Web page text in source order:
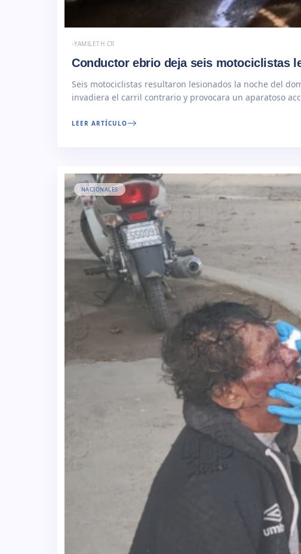
YAMILETH CR
Conductor ebrio deja seis motociclistas
Seis motociclistas resultaron lesionados la noche del
invadiera el carril contrario y provocara un aparatoso
LEER ARTÍCULO
NACIONALES